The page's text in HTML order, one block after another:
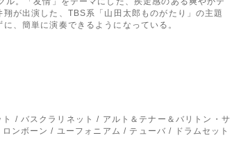
が出演した、TBS系「山田太郎ものがたり」の主題
、簡単に演奏できるようになっている。
/ バスクラリネット / アルト＆テナー＆バリトン・サ
ンボーン / ユーフォニアム / テューバ / ドラムセット